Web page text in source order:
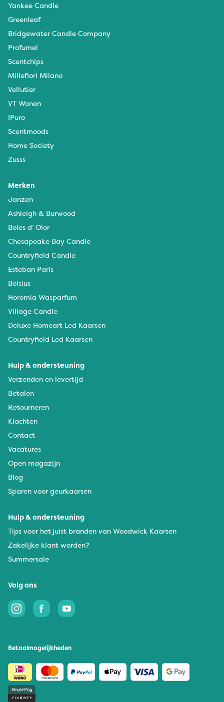
Yankee Candle
Greenleaf
Bridgewater Candle Company
Profumel
Scentchips
Millefiori Milano
Vellutier
VT Wonen
IPuro
Scentmoods
Home Society
Zusss
Merken
Janzen
Ashleigh & Burwood
Boles d’ Olor
Chesapeake Bay Candle
Countryfield Candle
Esteban Paris
Bolsius
Horomia Wasparfum
Village Candle
Deluxe Homeart Led Kaarsen
Countryfield Led Kaarsen
Hulp & ondersteuning
Verzenden en levertijd
Betalen
Retourneren
Klachten
Contact
Vacatures
Open magazijn
Blog
Sparen voor geurkaarsen
Hulp & ondersteuning
Tips voor het juist branden van Woodwick Kaarsen
Zakelijke klant worden?
Summersale
Volg ons
Betaalmogelijkheden